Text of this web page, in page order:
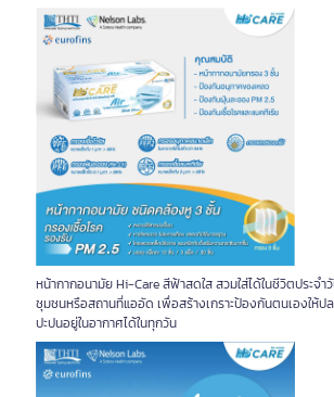
หน้ากากอนามัย Hi-Care สีฟ้าสดใส สวมใส่ได้ในชีวิตประจำ
ชุมชนหรือสถานที่แออัด เพื่อสร้างเกราะป้องกันตนเองให้
ปะปนอยู่ในอากาศได้ในทุกวัน